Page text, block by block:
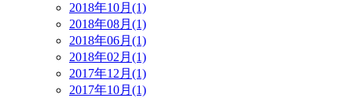
2018年10月(1)
2018年08月(1)
2018年06月(1)
2018年02月(1)
2017年12月(1)
2017年10月(1)